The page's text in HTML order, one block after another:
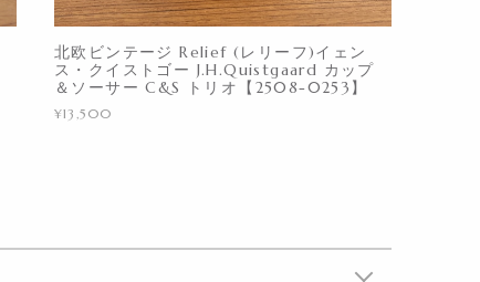
北欧ビンテージ Relief (レリーフ)イェン
ス・クイストゴー J.H.Quistgaard カップ
＆ソーサー C&S トリオ【2508-0253】
¥13,500